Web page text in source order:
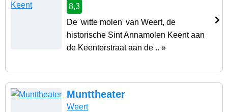
8,3
De 'witte molen' van Weert, de
historische Sint Annamolen Keent aan
de Keenterstraat aan de .. »
Munttheater
Weert